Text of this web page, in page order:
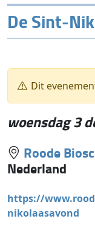
De Sint-
Dit
woensdag 3
Roode
Nederland
https://
nikolaasavond